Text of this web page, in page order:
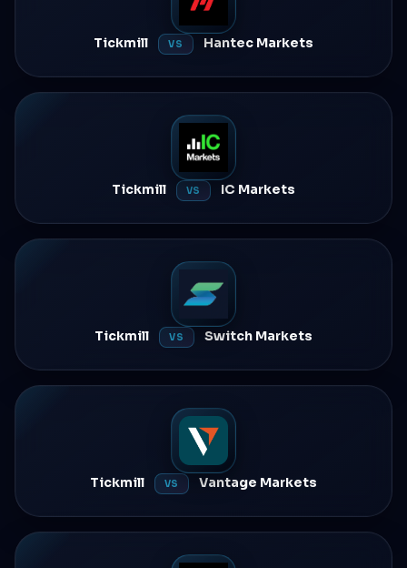
Tickmill VS Hantec Markets
Tickmill VS IC Markets
Tickmill VS Switch Markets
Tickmill VS Vantage Markets